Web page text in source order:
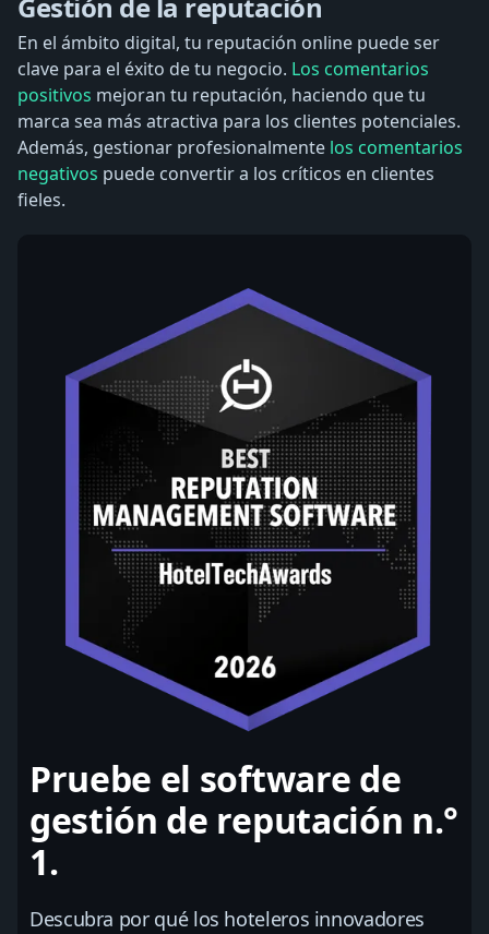
Gestión de la reputación
En el ámbito digital, tu reputación online puede ser
clave para el éxito de tu negocio. Los comentarios
positivos mejoran tu reputación, haciendo que tu
marca sea más atractiva para los clientes potenciales.
Además, gestionar profesionalmente los comentarios
negativos puede convertir a los críticos en clientes
fieles.
Pruebe el software de
gestión de reputación n.°
1.
Descubra por qué los hoteleros innovadores